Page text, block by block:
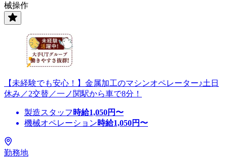
械操作
【未経験でも安心！】金属加工のマシンオペレーター♪土日
休み／2交替／一ノ関駅から車で8分！
製造スタッフ 時給1,050円〜
機械オペレーション時給1,050円〜
勤務地